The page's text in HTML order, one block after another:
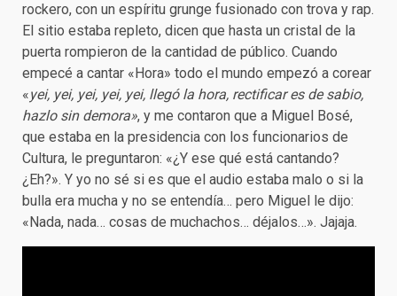
rockero, con un espíritu grunge fusionado con trova y rap.
El sitio estaba repleto, dicen que hasta un cristal de la
puerta rompieron de la cantidad de público. Cuando
empecé a cantar «Hora» todo el mundo empezó a corear
«yei, yei, yei, yei, yei, llegó la hora, rectificar es de sabio,
hazlo sin demora», y me contaron que a Miguel Bosé,
que estaba en la presidencia con los funcionarios de
Cultura, le preguntaron: «¿Y ese qué está cantando?
¿Eh?». Y yo no sé si es que el audio estaba malo o si la
bulla era mucha y no se entendía… pero Miguel le dijo:
«Nada, nada… cosas de muchachos… déjalos…». Jajaja.